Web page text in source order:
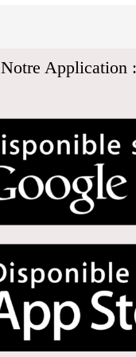
Notre Application :